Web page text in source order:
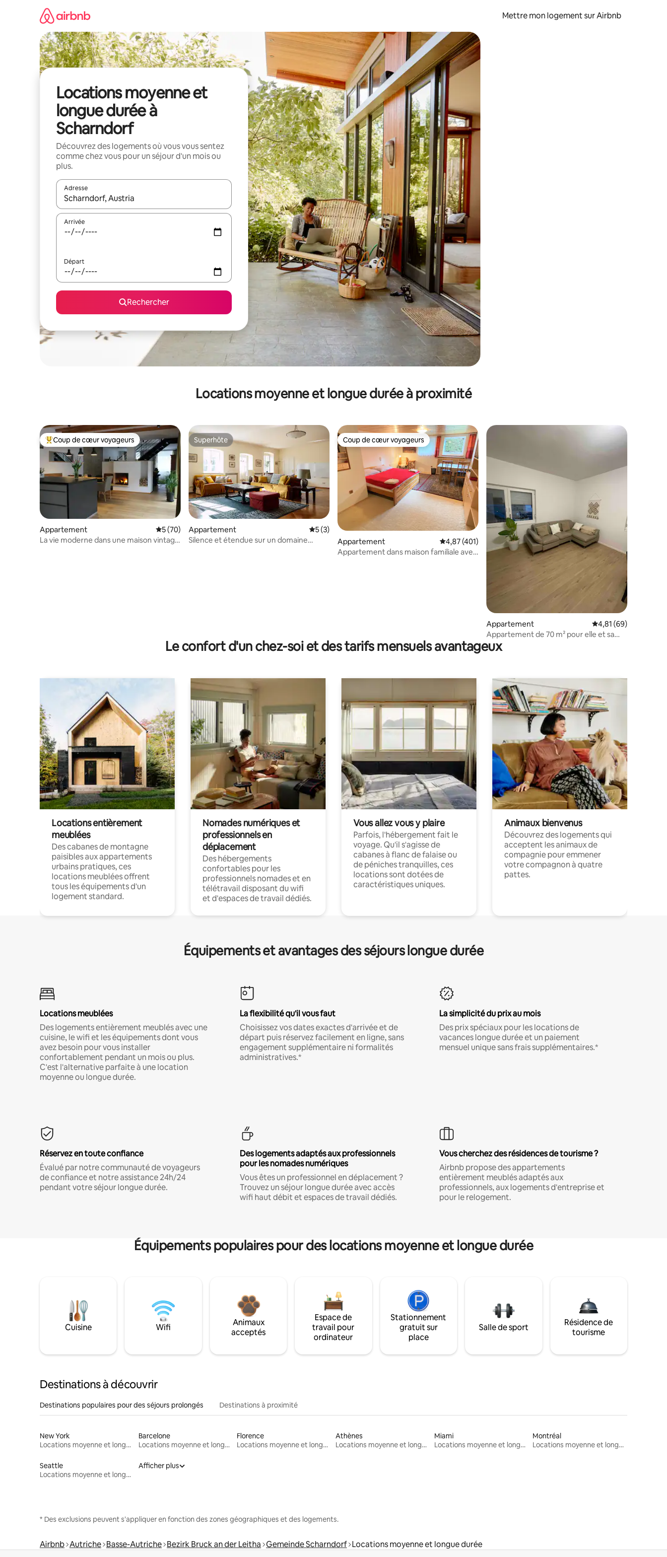
Mettre mon logement sur Airbnb
Locations moyenne et
longue durée à
Scharndorf
Découvrez des logements où vous vous sentez
comme chez vous pour un séjour d'un mois ou
plus.
Adresse
Lorsque les résultats s'affichent, utilisez les flèches vers le haut et vers le bas pour les parcourir ou en appuyant et en faisant glisser.
Arrivée
Départ
Rechercher
Locations moyenne et longue durée à proximité
Coups de cœur voyageurs les plus appréciés
Coup de cœur voyageurs
Appartement Évaluation moyenne sur la base de 70 commentaires : 5 sur 5
5 (70)
La vie moderne dans une maison vintage
Superhôte
Superhôte
Appartement Évaluation moyenne sur la base de 3 commentaires : 5 sur 5
5 (3)
Silence et étendue sur un domaine
Coup de cœur voyageurs
Coup de cœur voyageurs
Appartement Évaluation moyenne sur la base de 401 commentaires : 4,87 sur 5
4,87 (401)
Appartement dans maison familiale avec
Appartement Évaluation moyenne
4,81 (69)
Appartement de 70 m² pour elle et sa
famille
Le confort d'un chez-soi et des tarifs mensuels avantageux
Locations entièrement
meublées
Des cabanes de montagne
paisibles aux appartements
urbains pratiques, ces
locations meublées offrent
tous les équipements d'un
logement standard.
Nomades numériques et
professionnels en
déplacement
Des hébergements
confortables pour les
professionnels nomades et en
télétravail disposant du wifi
et d'espaces de travail dédiés.
Vous allez vous y plaire
Parfois, l'hébergement fait le
voyage. Qu'il s'agisse de
cabanes à flanc de falaise ou
de péniches tranquilles, ces
locations sont dotées de
caractéristiques uniques.
Animaux bienvenus
Découvrez des logements qui
acceptent les animaux de
compagnie pour emmener
votre compagnon à quatre
pattes.
Équipements et avantages des séjours longue durée
Locations meublées
Des logements entièrement meublés avec une
cuisine, le wifi et les équipements dont vous
avez besoin pour vous installer
confortablement pendant un mois ou plus.
C'est l'alternative parfaite à une location
moyenne ou longue durée.
La flexibilité qu'il vous faut
Choisissez vos dates exactes d'arrivée et de
départ puis réservez facilement en ligne, sans
engagement supplémentaire ni formalités
administratives.*
La simplicité du prix au mois
Des prix spéciaux pour les locations de
vacances longue durée et un paiement
mensuel unique sans frais supplémentaires.*
Réservez en toute confiance
Évalué par notre communauté de voyageurs
de confiance et notre assistance 24h/24
pendant votre séjour longue durée.
Des logements adaptés aux professionnels
pour les nomades numériques
Vous êtes un professionnel en déplacement ?
Trouvez un séjour longue durée avec accès
wifi haut débit et espaces de travail dédiés.
Vous cherchez des résidences de tourisme ?
Airbnb propose des appartements
entièrement meublés adaptés aux
professionnels, aux logements d'entreprise et
pour le relogement.
Équipements populaires pour des locations moyenne et longue durée
Cuisine Wifi
Animaux
acceptés
Espace de
travail pour
ordinateur
Stationnement
gratuit sur
place
Salle de sport
Résidence de
tourisme
Destinations à découvrir
Destinations populaires pour des séjours prolongés Destinations à proximité
New York
Locations moyenne et longue durée
Barcelone
Locations moyenne et longue durée
Florence
Locations moyenne et longue durée
Athènes
Locations moyenne et longue durée
Miami
Locations moyenne et longue durée
Montréal
Locations moyenne et longue durée
Seattle
Locations moyenne et longue durée
Afficher plus
* Des exclusions peuvent s'appliquer en fonction des zones géographiques et des logements.
Airbnb Autriche Basse-Autriche Bezirk Bruck an der Leitha Gemeinde Scharndorf Locations moyenne et longue durée